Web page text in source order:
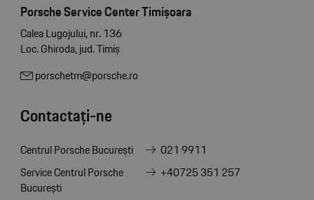
Porsche Service Center Timișoara
Calea Lugojului, nr. 136
Loc. Ghiroda, jud. Timiș
porschetm@porsche.ro
Contactați-ne
Centrul Porsche București
021 9911
Service Centrul Porsche
București
+40725 351 257